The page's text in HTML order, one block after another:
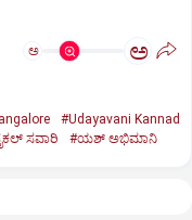
ಅ ಅ
#Udayavani Kannad
ಸವಾರಿ #ಯಶ್‌ ಅಭಿಮಾನಿ